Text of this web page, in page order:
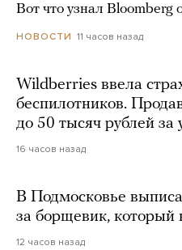
Вот что узнал Bloomberg
НОВОСТИ 11 часов назад
Wildberries ввела
беспилотников.
до 50 тысяч рублей
16 часов назад
В Подмосковье
за борщевик,
12 часов назад